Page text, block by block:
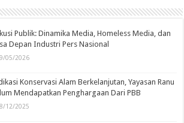
Publik: Dinamika Media, Homeless Media, dan
Depan Industri Pers Nasional
05/2026
Konservasi Alam Berkelanjutan, Yayasan Ranu
Mendapatkan Penghargaan Dari PBB
12/2025